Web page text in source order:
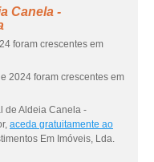
Canela -
foram crescentes em
2024 foram crescentes em
de Aldeia Canela -
aceda gratuitamente ao
Em Imóveis, Lda.